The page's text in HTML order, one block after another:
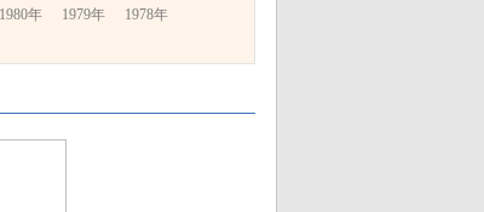
1980年 1979年
1978年